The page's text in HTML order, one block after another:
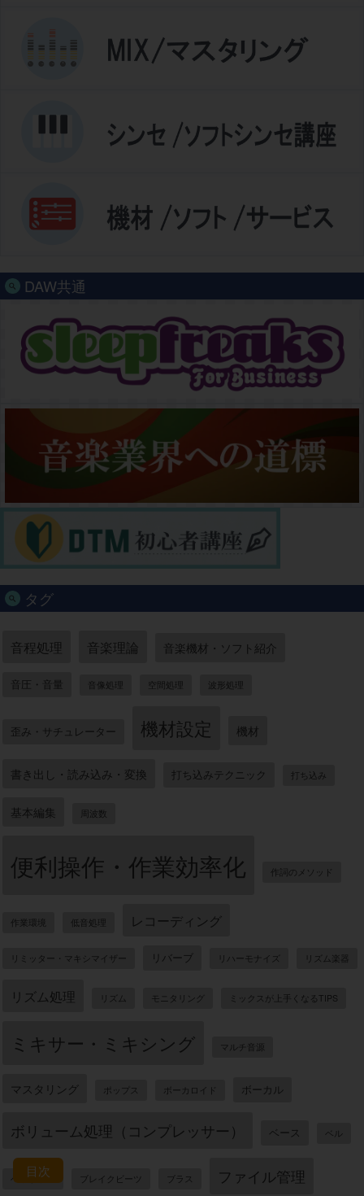
目次
DAW共通
タグ
音程処理 音楽理論 音楽機材・ソフト紹介
音圧・音量 音像処理 空間処理 波形処理
歪み・サチュレーター 機材設定 機材
書き出し・読み込み・変換 打ち込みテクニック 打ち込み
基本編集 周波数
便利操作・作業効率化 作詞のメソッド
作業環境 低音処理 レコーディング
リミッター・マキシマイザー リバーブ リハーモナイズ リズム楽器
リズム処理 リズム モニタリング ミックスが上手くなるTIPS
ミキサー・ミキシング マルチ音源
マスタリング ポップス ボーカロイド ボーカル
ボリューム処理（コンプレッサー） ベース ベル
ヘッドホン ブレイクビーツ ブラス ファイル管理